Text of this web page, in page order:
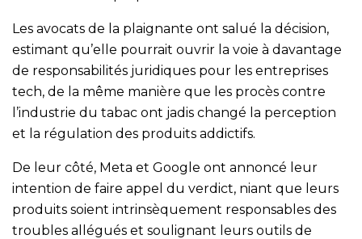
Les avocats de la plaignante ont salué la décision,
estimant qu’elle pourrait ouvrir la voie à davantage
de responsabilités juridiques pour les entreprises
tech, de la même manière que les procès contre
l’industrie du tabac ont jadis changé la perception
et la régulation des produits addictifs.
De leur côté, Meta et Google ont annoncé leur
intention de faire appel du verdict, niant que leurs
produits soient intrinsèquement responsables des
troubles allégués et soulignant leurs outils de